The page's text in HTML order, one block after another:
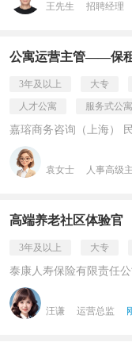
王先生 招聘经理
公寓运营主管——保
3年及以上 大专
人才公寓
服务式公寓
嘉瑢商务咨询（上海）
袁女士 人事高级
高端养老社区体验官
3年及以上 大专
泰康人寿保险有限责任
汪谦 运营总监